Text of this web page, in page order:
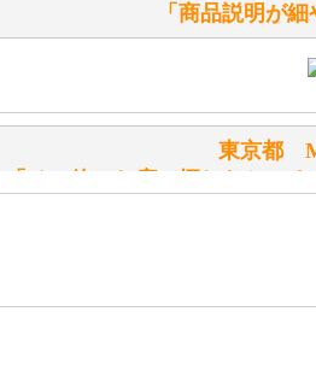
シュタイフのテディベアには、おな
シュタイフ社製品の実物を見ることは
当店はネット販売ですので実物をお
「商品説明が
東京都